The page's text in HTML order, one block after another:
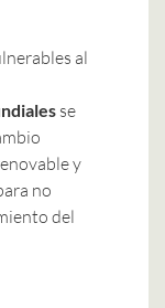
al
se
y
no
del